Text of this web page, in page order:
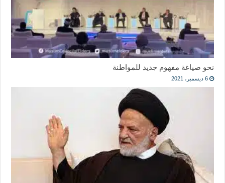
نحو صياغة مفهوم جديد للمواطنة
6 ديسمبر، 2021